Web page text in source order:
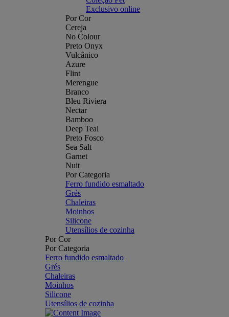
Exclusivo online
Por Cor
Cereja
No Colour
Preto Onyx
Vulcânico
Azure
Flint
Merengue
Branco
Bleu Riviera
Nectar
Bamboo
Deep Teal
Preto Fosco
Sea Salt
Garnet
Nuit
Por Categoria
Ferro fundido esmaltado
Grés
Chaleiras
Moinhos
Silicone
Utensílios de cozinha
Por Cor
Por Categoria
Ferro fundido esmaltado
Grés
Chaleiras
Moinhos
Silicone
Utensílios de cozinha